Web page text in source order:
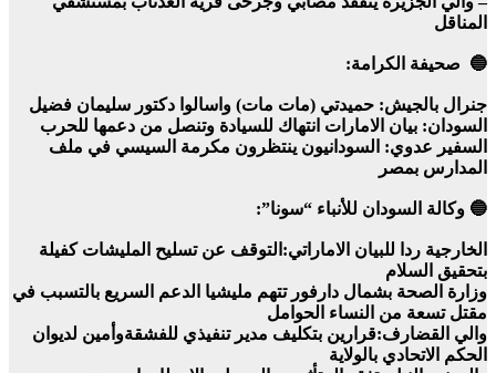
المناقل
🔵 صحيفة الكرامة:
جنرال بالجيش: حميدتي (مات مات) واسالوا دكتور سليمان فضيل
السودان: بيان الامارات انتهاك للسيادة وتنصل من دعمها للحرب
السفير عدوي: السودانيون ينتظرون مكرمة السيسي في ملف
المدارس بمصر
🔵 وكالة السودان للأنباء “سونا”:
الخارجية ردا للبيان الاماراتي:التوقف عن تسليح المليشات كفيلة
بتحقيق السلام
وزارة الصحة بشمال دارفور تتهم مليشيا الدعم السريع بالتسبب في
مقتل تسعة من النساء الحوامل
والي القضارف:قرارين بتكليف مدير تنفيذي للفشقةوأمين لديوان
الحكم الاتحادي بالولاية